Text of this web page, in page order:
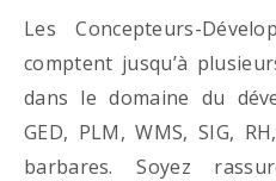
Les Concepteurs-
comptent jusqu’à
dans le domaine du
GED, PLM, WMS, SIG,
barbares. Soyez